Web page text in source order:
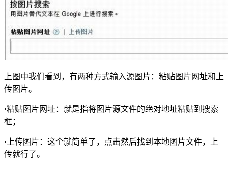
上图中我们看到，有两种方式输入源图片：粘贴图片网址和上
传图片。
·粘贴图片网址：就是指将图片源文件的绝对地址粘贴到搜索
框；
· 上传图片：这个就简单了，点击然后找到本地图片文件，上
传就行了。